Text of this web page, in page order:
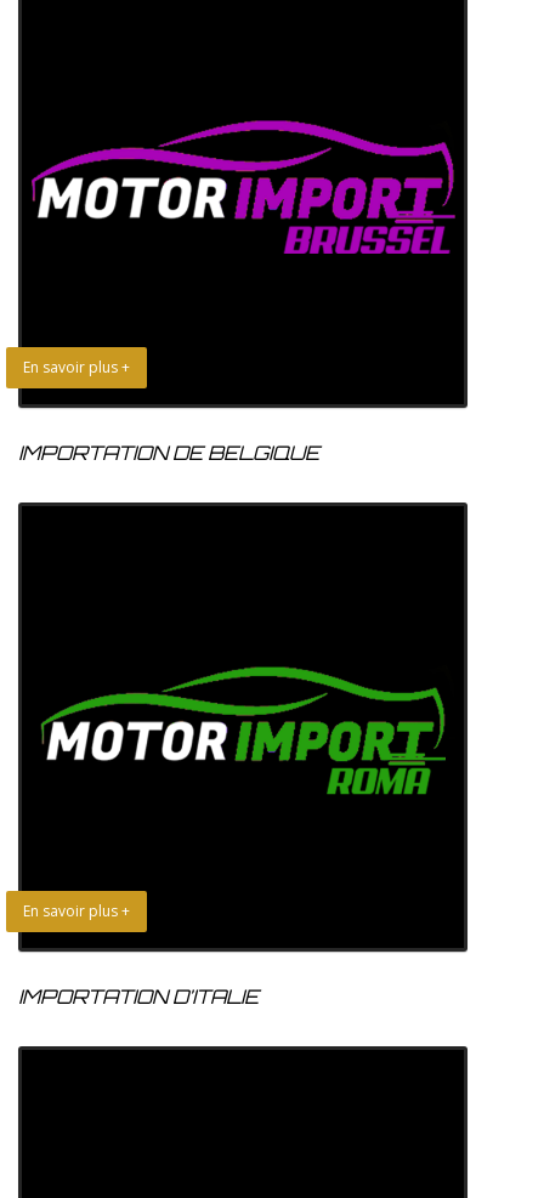
En savoir plus +
IMPORTATION DE BELGIQUE
En savoir plus +
IMPORTATION D’ITALIE